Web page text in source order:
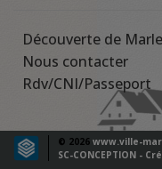
Découverte de Marle
Nous contacter
Rdv/CNI/Passeport
© 2026 www.ville-
SC-CONCEPTION -